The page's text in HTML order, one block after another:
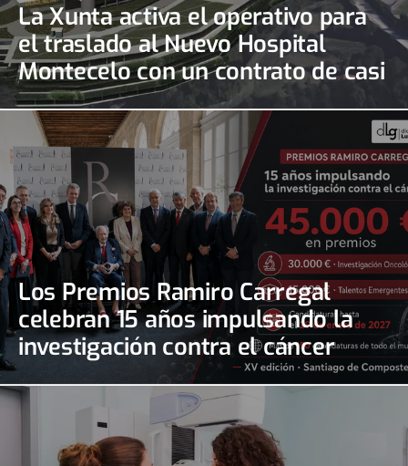
La Xunta activa el operativo para
el traslado al Nuevo Hospital
Montecelo con un contrato de casi
690.000 euros
Los Premios Ramiro Carregal
celebran 15 años impulsando la
investigación contra el cáncer